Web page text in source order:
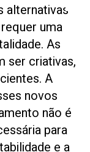
alternativas
uma
As
ser criativas,
A
novos
não é
para
e a